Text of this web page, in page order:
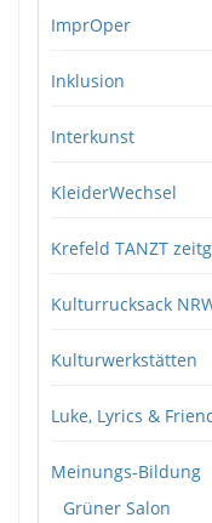
ImprOper
Inklusion
Interkunst
KleiderWechsel
Krefeld TANZT
Kulturrucksack
Kulturwerkstätten
Luke, Lyrics &
Meinungs-Bildung
Grüner Salon